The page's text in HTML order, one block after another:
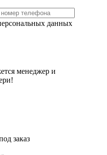
данных
менеджер и
заказ